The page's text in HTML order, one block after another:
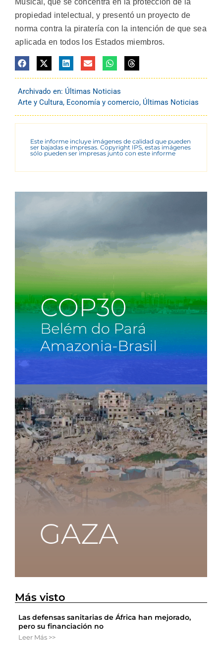
Musical, que se concentra en la protección de la
propiedad intelectual, y presentó un proyecto de
norma contra la piratería con la intención de que sea
aplicada en todos los Estados miembros.
Archivado en: Últimas Noticias
Arte y Cultura, Economía y comercio, Últimas Noticias
Este informe incluye imágenes de calidad que pueden
ser bajadas e impresas. Copyright IPS, estas imágenes
sólo pueden ser impresas junto con este informe
Más visto
Las defensas sanitarias de África han mejorado,
pero su financiación no
Leer Más >>